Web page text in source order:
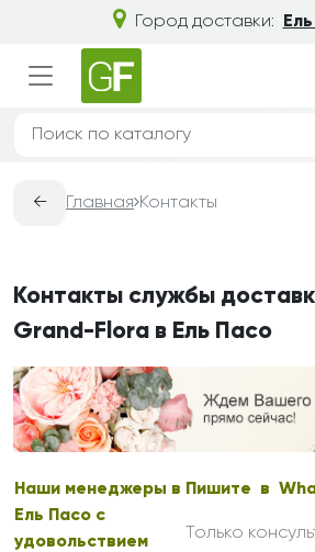
Город доставки:
← Главная Контакты
Контакты службы
Grand-Flora в Ель Пасо
Наши менеджеры в
Ель Пасо с
удовольствием
Пишите в
Только